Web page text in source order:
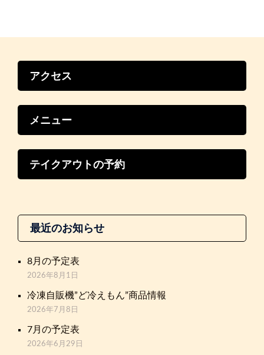
アクセス
メニュー
テイクアウトの予約
最近のお知らせ
8月の予定表
2026年8月1日
冷凍自販機”ど冷えもん”商品情報
2026年7月8日
7月の予定表
2026年6月29日